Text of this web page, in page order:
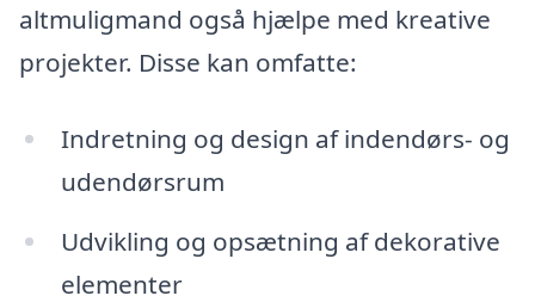
altmuligmand også hjælpe med kreative
projekter. Disse kan omfatte:
Indretning og design af indendørs- og
udendørsrum
Udvikling og opsætning af dekorative
elementer